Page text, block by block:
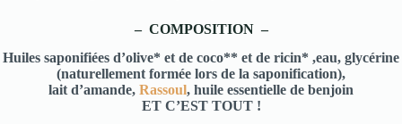
– COMPOSITION –
Huiles saponifiées d’olive* et de coco** et de ricin* ,eau, glycérine
(naturellement formée lors de la saponification),
lait d’amande, Rassoul, huile essentielle de benjoin
ET C’EST TOUT !